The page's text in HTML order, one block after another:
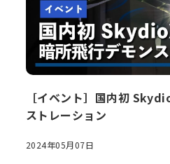
［イベント］国内初
ストレーション
2024年05月07日